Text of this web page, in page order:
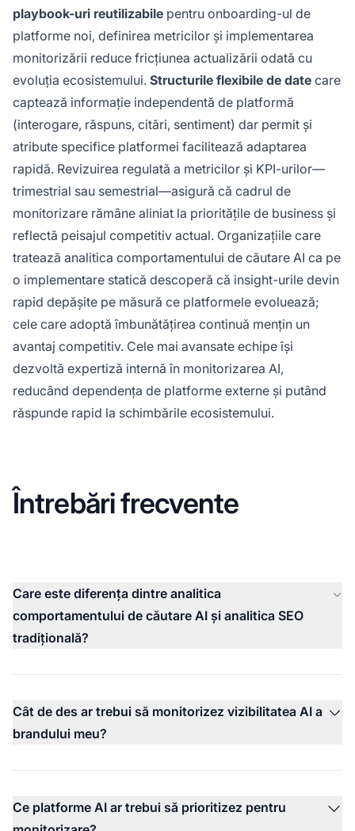
playbook-uri reutilizabile pentru onboarding-ul de
platforme noi, definirea metricilor și implementarea
monitorizării reduce fricțiunea actualizării odată cu
evoluția ecosistemului. Structurile flexibile de date care
captează informație independentă de platformă
(interogare, răspuns, citări, sentiment) dar permit și
atribute specifice platformei facilitează adaptarea
rapidă. Revizuirea regulată a metricilor și KPI-urilor—
trimestrial sau semestrial—asigură că cadrul de
monitorizare rămâne aliniat la prioritățile de business și
reflectă peisajul competitiv actual. Organizațiile care
tratează analitica comportamentului de căutare AI ca pe
o implementare statică descoperă că insight-urile devin
rapid depășite pe măsură ce platformele evoluează;
cele care adoptă îmbunătățirea continuă mențin un
avantaj competitiv. Cele mai avansate echipe își
dezvoltă expertiză internă în monitorizarea AI,
reducând dependența de platforme externe și putând
răspunde rapid la schimbările ecosistemului.
Întrebări frecvente
Care este diferența dintre analitica
comportamentului de căutare AI și analitica SEO
tradițională?
Cât de des ar trebui să monitorizez vizibilitatea AI a
brandului meu?
Ce platforme AI ar trebui să prioritizez pentru